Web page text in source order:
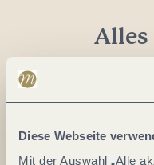
Diese Webseite
Mit der Auswahl „Alle
Alles
Mosel im Abo:
keine
E-